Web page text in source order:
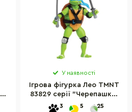
У наявності
Ігрова фігурка Лео TMNT
83829 серії "Черепашки-
Ніндзя. Панцирний вихор"
3 5 25